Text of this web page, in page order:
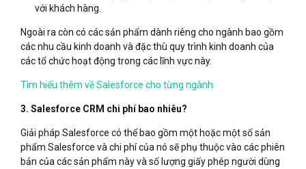
với khách hàng.
Ngoài ra còn có các sản phẩm dành riêng cho ngành bao gồm
các nhu cầu kinh doanh và đặc thù quy trình kinh doanh của
các tổ chức hoạt động trong các lĩnh vực này.
Tìm hiểu thêm về Salesforce cho từng ngành
3. Salesforce CRM chi phí bao nhiêu?
Giải pháp Salesforce có thể bao gồm một hoặc một số sản
phẩm Salesforce và chi phí của nó sẽ phụ thuộc vào các phiên
bản của các sản phẩm này và số lượng giấy phép người dùng